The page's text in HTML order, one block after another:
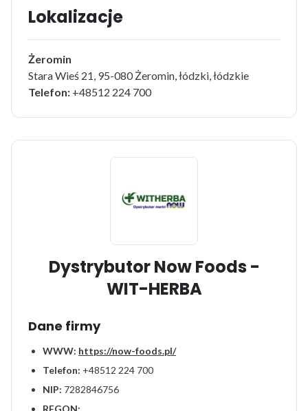
Lokalizacje
Żeromin
Stara Wieś 21, 95-080 Żeromin, łódzki, łódzkie
Telefon: +48512 224 700
Dystrybutor Now Foods -
WIT-HERBA
Dane firmy
WWW: https://now-foods.pl/
Telefon: +48512 224 700
NIP: 7282846756
REGON: